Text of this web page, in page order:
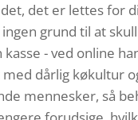
det er lettes for
grund til at
kasse - ved online
med dårlig køkultur
mennesker, så